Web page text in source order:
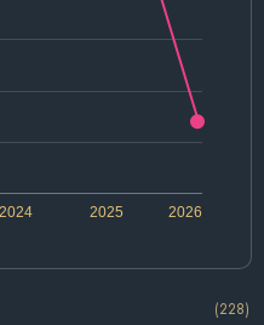
2025
2024 2026
(228)